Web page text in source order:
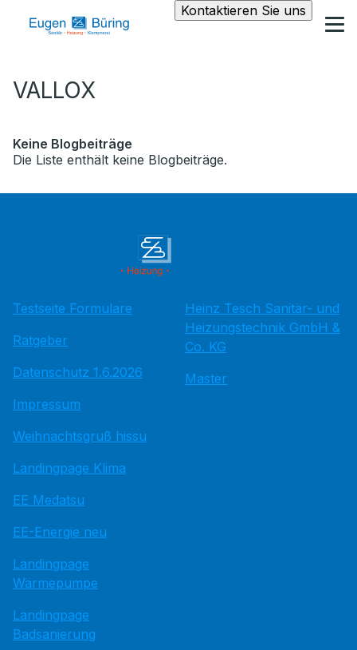
Kontaktieren Sie uns
VALLOX
Keine Blogbeiträge
Die Liste enthält keine Blogbeiträge.
Testseite Formulare
Ratgeber
Datenschutz 1.6.2026
Impressum
Weihnachtsgruß hissu
Landingpage Klima
EE Medatsu
EE-Energie neu
Landingpage
Wärmepumpe
Landingpage
Badsanierung
Heinz Tesch Sanitär- und
Heizungstechnik GmbH &
Co. KG
Master